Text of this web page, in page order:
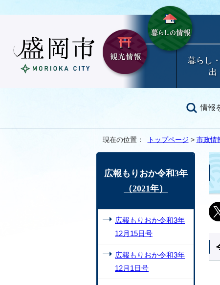
暮らし
出
情報
現在の位置： トップページ > 市政情
広報もりおか令和3年
（2021年）
広報もりおか令和3年
12月15日号
広報もりおか令和3年
12月1日号